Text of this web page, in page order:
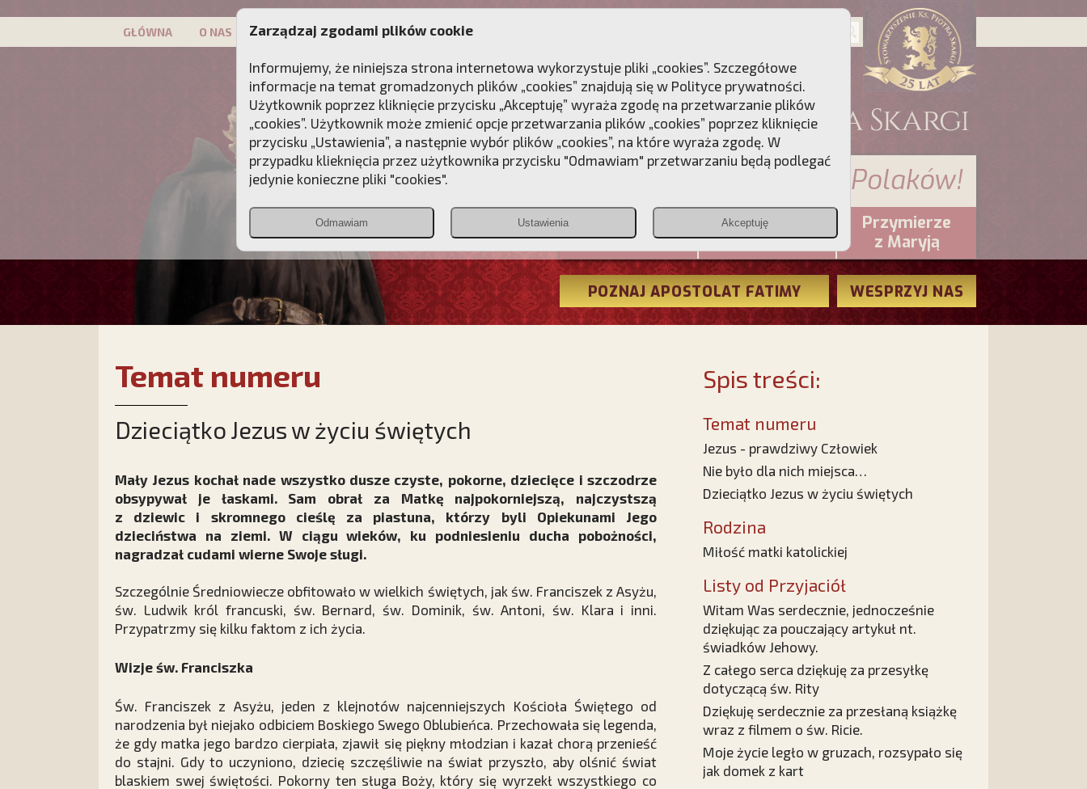
GŁÓWNA O NAS PATRON KAMPANIE DLA DUSZY
Przebudźmy sumienia Polaków!
Christiana
PCh24.pl
Przymierze
z Maryją
POZNAJ APOSTOLAT FATIMY WESPRZYJ NAS
Temat numeru
Dzieciątko Jezus w życiu świętych
Mały Jezus kochał nade wszystko dusze czyste, pokorne, dziecięce i szczodrze
obsypywał je łaskami. Sam obrał za Matkę najpokorniejszą, najczystszą
z dziewic i skromnego cieślę za piastuna, którzy byli Opiekunami Jego
dzieciństwa na ziemi. W ciągu wieków, ku podniesieniu ducha pobożności,
nagradzał cudami wierne Swoje sługi.
Szczególnie Średniowiecze obfitowało w wielkich świętych, jak św. Franciszek z Asyżu,
św. Ludwik król francuski, św. Bernard, św. Dominik, św. Antoni, św. Klara i inni.
Przypatrzmy się kilku faktom z ich życia.
Wizje św. Franciszka
Św. Franciszek z Asyżu, jeden z klejnotów najcenniejszych Kościoła Świętego od
narodzenia był niejako odbiciem Boskiego Swego Oblubieńca. Przechowała się legenda,
że gdy matka jego bardzo cierpiała, zjawił się piękny młodzian i kazał chorą przenieść
do stajni. Gdy to uczyniono, dziecię szczęśliwie na świat przyszło, aby olśnić świat
blaskiem swej świętości. Pokorny ten sługa Boży, który się wyrzekł wszystkiego co
Spis treści:
Temat numeru
Jezus - prawdziwy Człowiek
Nie było dla nich miejsca…
Dzieciątko Jezus w życiu świętych
Rodzina
Miłość matki katolickiej
Listy od Przyjaciół
Witam Was serdecznie, jednocześnie
dziękując za pouczający artykuł nt.
świadków Jehowy.
Z całego serca dziękuję za przesyłkę
dotyczącą św. Rity
Dziękuję serdecznie za przesłaną książkę
wraz z filmem o św. Ricie.
Moje życie legło w gruzach, rozsypało się
jak domek z kart
Zarządzaj zgodami plików cookie
Informujemy, że niniejsza strona internetowa wykorzystuje pliki „cookies”. Szczegółowe
informacje na temat gromadzonych plików „cookies” znajdują się w Polityce prywatności.
Użytkownik poprzez kliknięcie przycisku „Akceptuję” wyraża zgodę na przetwarzanie plików
„cookies”. Użytkownik może zmienić opcje przetwarzania plików „cookies” poprzez kliknięcie
przycisku „Ustawienia”, a następnie wybór plików „cookies”, na które wyraża zgodę. W
przypadku klieknięcia przez użytkownika przycisku "Odmawiam" przetwarzaniu będą podlegać
jedynie konieczne pliki "cookies".
Odmawiam Ustawienia Akceptuję